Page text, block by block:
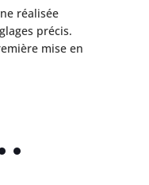
réalisée
précis.
mise en